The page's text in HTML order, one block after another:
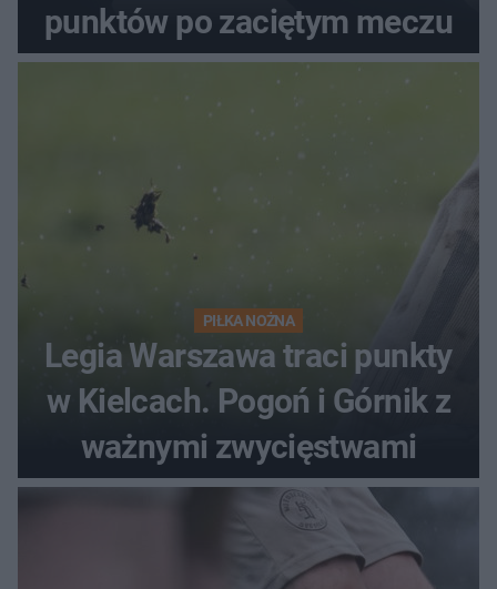
punktów po zaciętym meczu
PIŁKA NOŻNA
Legia Warszawa traci punkty
w Kielcach. Pogoń i Górnik z
ważnymi zwycięstwami